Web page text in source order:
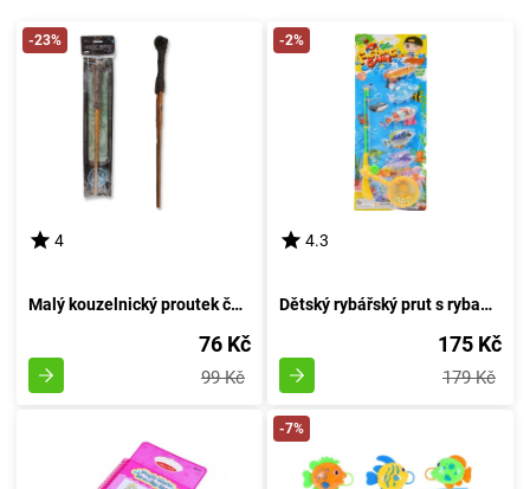
-23%
4
Malý kouzelnický proutek čarovníka
76 Kč
99 Kč
-2%
4.3
Dětský rybářský prut s rybami a loďkou
175 Kč
179 Kč
-7%